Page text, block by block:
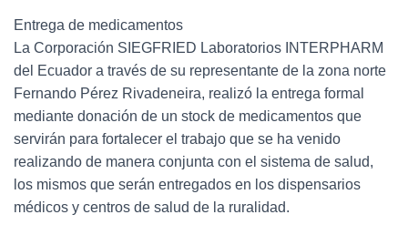
Entrega de medicamentos
La Corporación SIEGFRIED Laboratorios INTERPHARM
del Ecuador a través de su representante de la zona norte
Fernando Pérez Rivadeneira, realizó la entrega formal
mediante donación de un stock de medicamentos que
servirán para fortalecer el trabajo que se ha venido
realizando de manera conjunta con el sistema de salud,
los mismos que serán entregados en los dispensarios
médicos y centros de salud de la ruralidad.